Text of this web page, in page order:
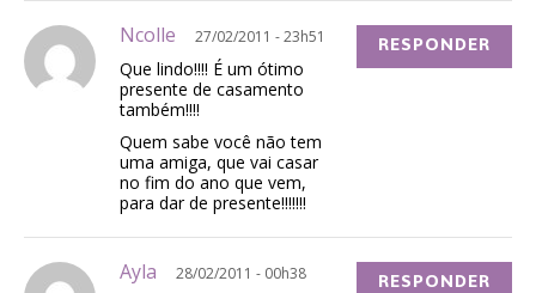
Ncolle 27/02/2011 - 23h51
Que lindo!!!! É um ótimo
presente de casamento
também!!!!
Quem sabe você não tem
uma amiga, que vai casar
no fim do ano que vem,
para dar de presente!!!!!!!
RESPONDER
Ayla 28/02/2011 - 00h38 RESPONDER